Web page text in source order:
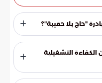
"حاج بلا حقيبة"؟
وتسعى المبادرة لدمج
انسيابية الحركة،
التشغيلية